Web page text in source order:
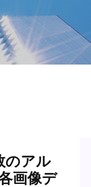
のアル
画像デ